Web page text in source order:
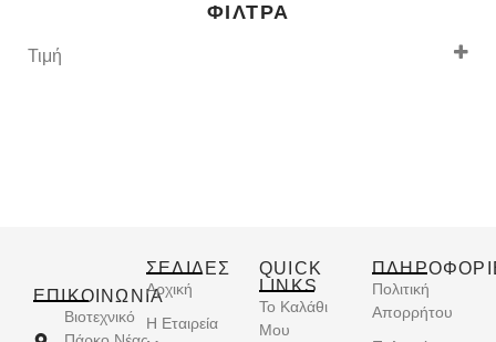
ΦΊΛΤΡΑ
Τιμή
ΕΠΙΚΟΙΝΩΝΊΑ
Βιοτεχνικό
ΣΕΛΙΔΕΣ
Αρχική
Η Εταιρεία
QUICK
LINKS
Το Καλάθι
Μου
Πολιτική
Απορρήτου